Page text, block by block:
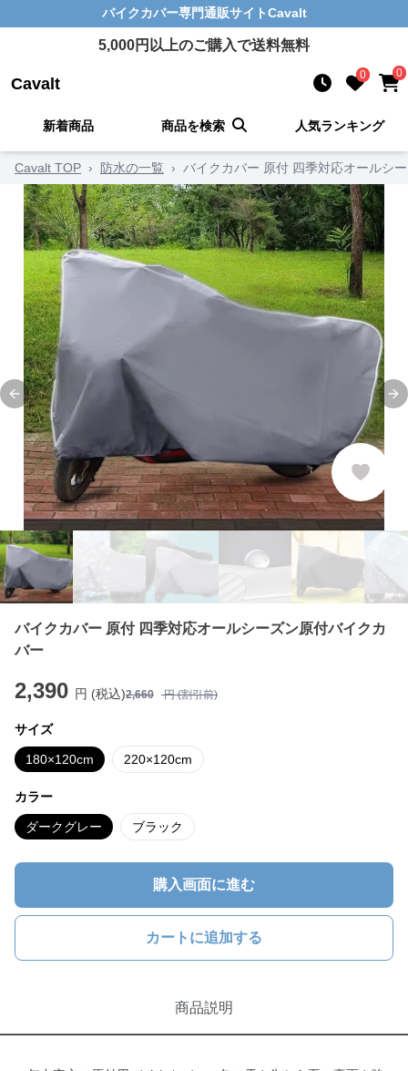
バイクカバー専門通販サイトCavalt
5,000円以上のご購入で送料無料
Cavalt 0 0
新着商品 商品を検索 人気ランキング
Cavalt TOP › 防水の一覧 › バイクカバー 原付 四季対応オールシ
Previous slide
バイクカバー 原付 四季対応オールシーズン原付バイクカ
バー
2,390 円 (税込)2,660 円 (割引前)
サイズ
180×120cm 220×120cm
カラー
ダークグレー ブラック
購入画面に進む
カートに追加する
商品説明